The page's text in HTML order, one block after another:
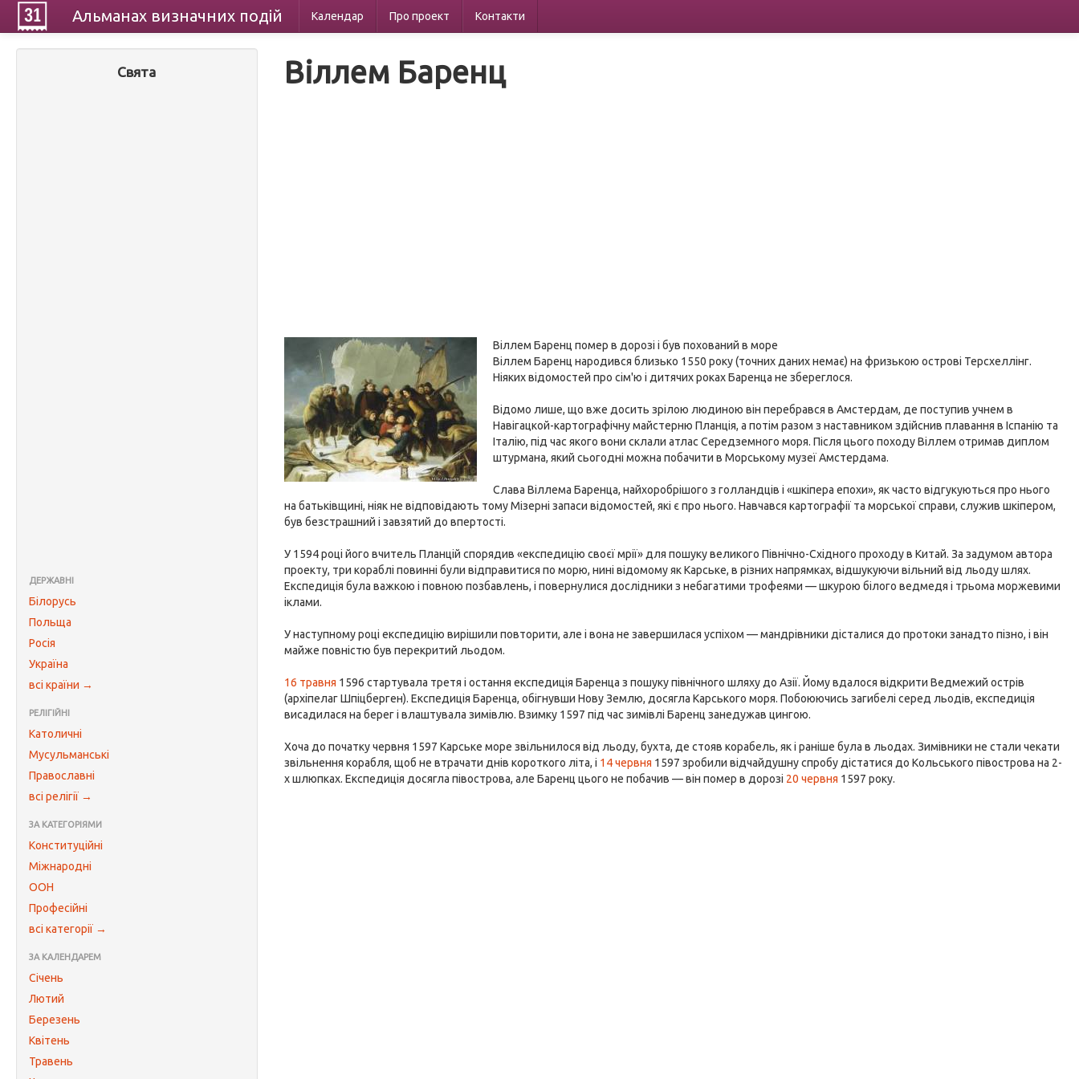
Альманах визначних подій Календар Про проект Контакти
Свята
ДЕРЖАВНІ
Білорусь
Польща
Росія
Україна
всі країни →
РЕЛІГІЙНІ
Католичні
Мусульманські
Православні
всі релігії →
ЗА КАТЕГОРІЯМИ
Конституційні
Міжнародні
ООН
Професійні
всі категорії →
ЗА КАЛЕНДАРЕМ
Січень
Лютий
Березень
Квітень
Травень
Віллем Баренц
Віллем Баренц помер в дорозі і був похований в море
Віллем Баренц народився близько 1550 року (точних даних немає) на фризькою острові Терсхеллінг.
Ніяких відомостей про сім'ю і дитячих роках Баренца не збереглося.
Відомо лише, що вже досить зрілою людиною він перебрався в Амстердам, де поступив учнем в
Навігацкой-картографічну майстерню Планція, а потім разом з наставником здійснив плавання в Іспанію та
Італію, під час якого вони склали атлас Середземного моря. Після цього походу Віллем отримав диплом
штурмана, який сьогодні можна побачити в Морському музеї Амстердама.
Слава Віллема Баренца, найхоробрішого з голландців і «шкіпера епохи», як часто відгукуються про нього
на батьківщині, ніяк не відповідають тому Мізерні запаси відомостей, які є про нього. Навчався картографії та морської справи, служив шкіпером,
був безстрашний і завзятий до впертості.
У 1594 році його вчитель Планцій спорядив «експедицію своєї мрії» для пошуку великого Північно-Східного проходу в Китай. За задумом автора
проекту, три кораблі повинні були відправитися по морю, нині відомому як Карське, в різних напрямках, відшукуючи вільний від льоду шлях.
Експедиція була важкою і повною позбавлень, і повернулися дослідники з небагатими трофеями — шкурою білого ведмедя і трьома моржевими
іклами.
У наступному році експедицію вирішили повторити, але і вона не завершилася успіхом — мандрівники дісталися до протоки занадто пізно, і він
майже повністю був перекритий льодом.
16 травня 1596 стартувала третя і остання експедиція Баренца з пошуку північного шляху до Азії. Йому вдалося відкрити Ведмежий острів
(архіпелаг Шпіцберген). Експедиція Баренца, обігнувши Нову Землю, досягла Карського моря. Побоюючись загибелі серед льодів, експедиція
висадилася на берег і влаштувала зимівлю. Взимку 1597 під час зимівлі Баренц занедужав цингою.
Хоча до початку червня 1597 Карське море звільнилося від льоду, бухта, де стояв корабель, як і раніше була в льодах. Зимівники не стали чекати
звільнення корабля, щоб не втрачати днів короткого літа, і 14 червня 1597 зробили відчайдушну спробу дістатися до Кольського півострова на 2-
х шлюпках. Експедиція досягла півострова, але Баренц цього не побачив — він помер в дорозі 20 червня 1597 року.